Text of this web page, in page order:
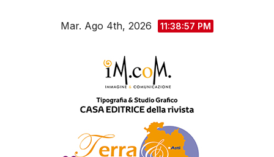
Mar. Ago 4th, 2026 11:38:58 PM